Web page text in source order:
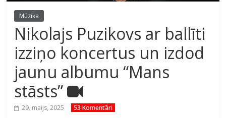
Mūzika
Nikolajs Puzikovs ar ballīti
izziņo koncertus un izdod
jaunu albumu “Mans
stāsts”
29. maijs, 2025 53 Komentāri